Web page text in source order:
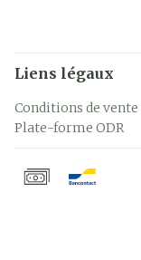
Liens légaux
Conditions de vente
Plate-forme ODR